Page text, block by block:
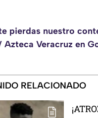
pierdas nuestro
Azteca Veracruz en
RELACIONADO